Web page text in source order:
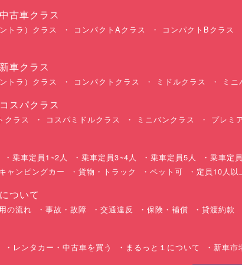
古車クラス
トラ）クラス コンパクトAクラス コンパクトBクラス
車クラス
トラ）クラス コンパクトクラス ミドルクラス ミ
スパクラス
クラス コスパミドルクラス ミニバンクラス プレミ
乗車定員1~2人 乗車定員3~4人 乗車定員5人 乗車定
キャンピングカー 貨物・トラック ペット可 定員10人以
ついて
の流れ 事故・故障 交通違反 保険・補償 貸渡約款
レンタカー・中古車を買う まるっと１について 新車市